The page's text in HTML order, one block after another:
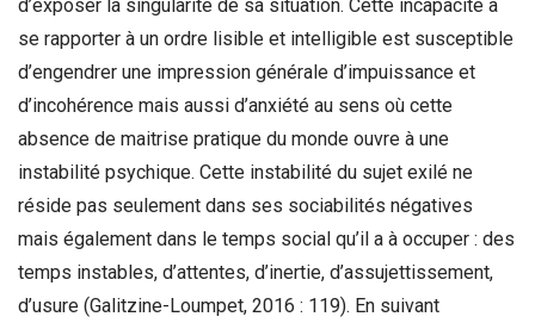
d’exposer la singularité de sa situation. Cette incapacité à
se rapporter à un ordre lisible et intelligible est susceptible
d’engendrer une impression générale d’impuissance et
d’incohérence mais aussi d’anxiété au sens où cette
absence de maitrise pratique du monde ouvre à une
instabilité psychique. Cette instabilité du sujet exilé ne
réside pas seulement dans ses sociabilités négatives
mais également dans le temps social qu’il a à occuper : des
temps instables, d’attentes, d’inertie, d’assujettissement,
d’usure (Galitzine-Loumpet, 2016 : 119). En suivant